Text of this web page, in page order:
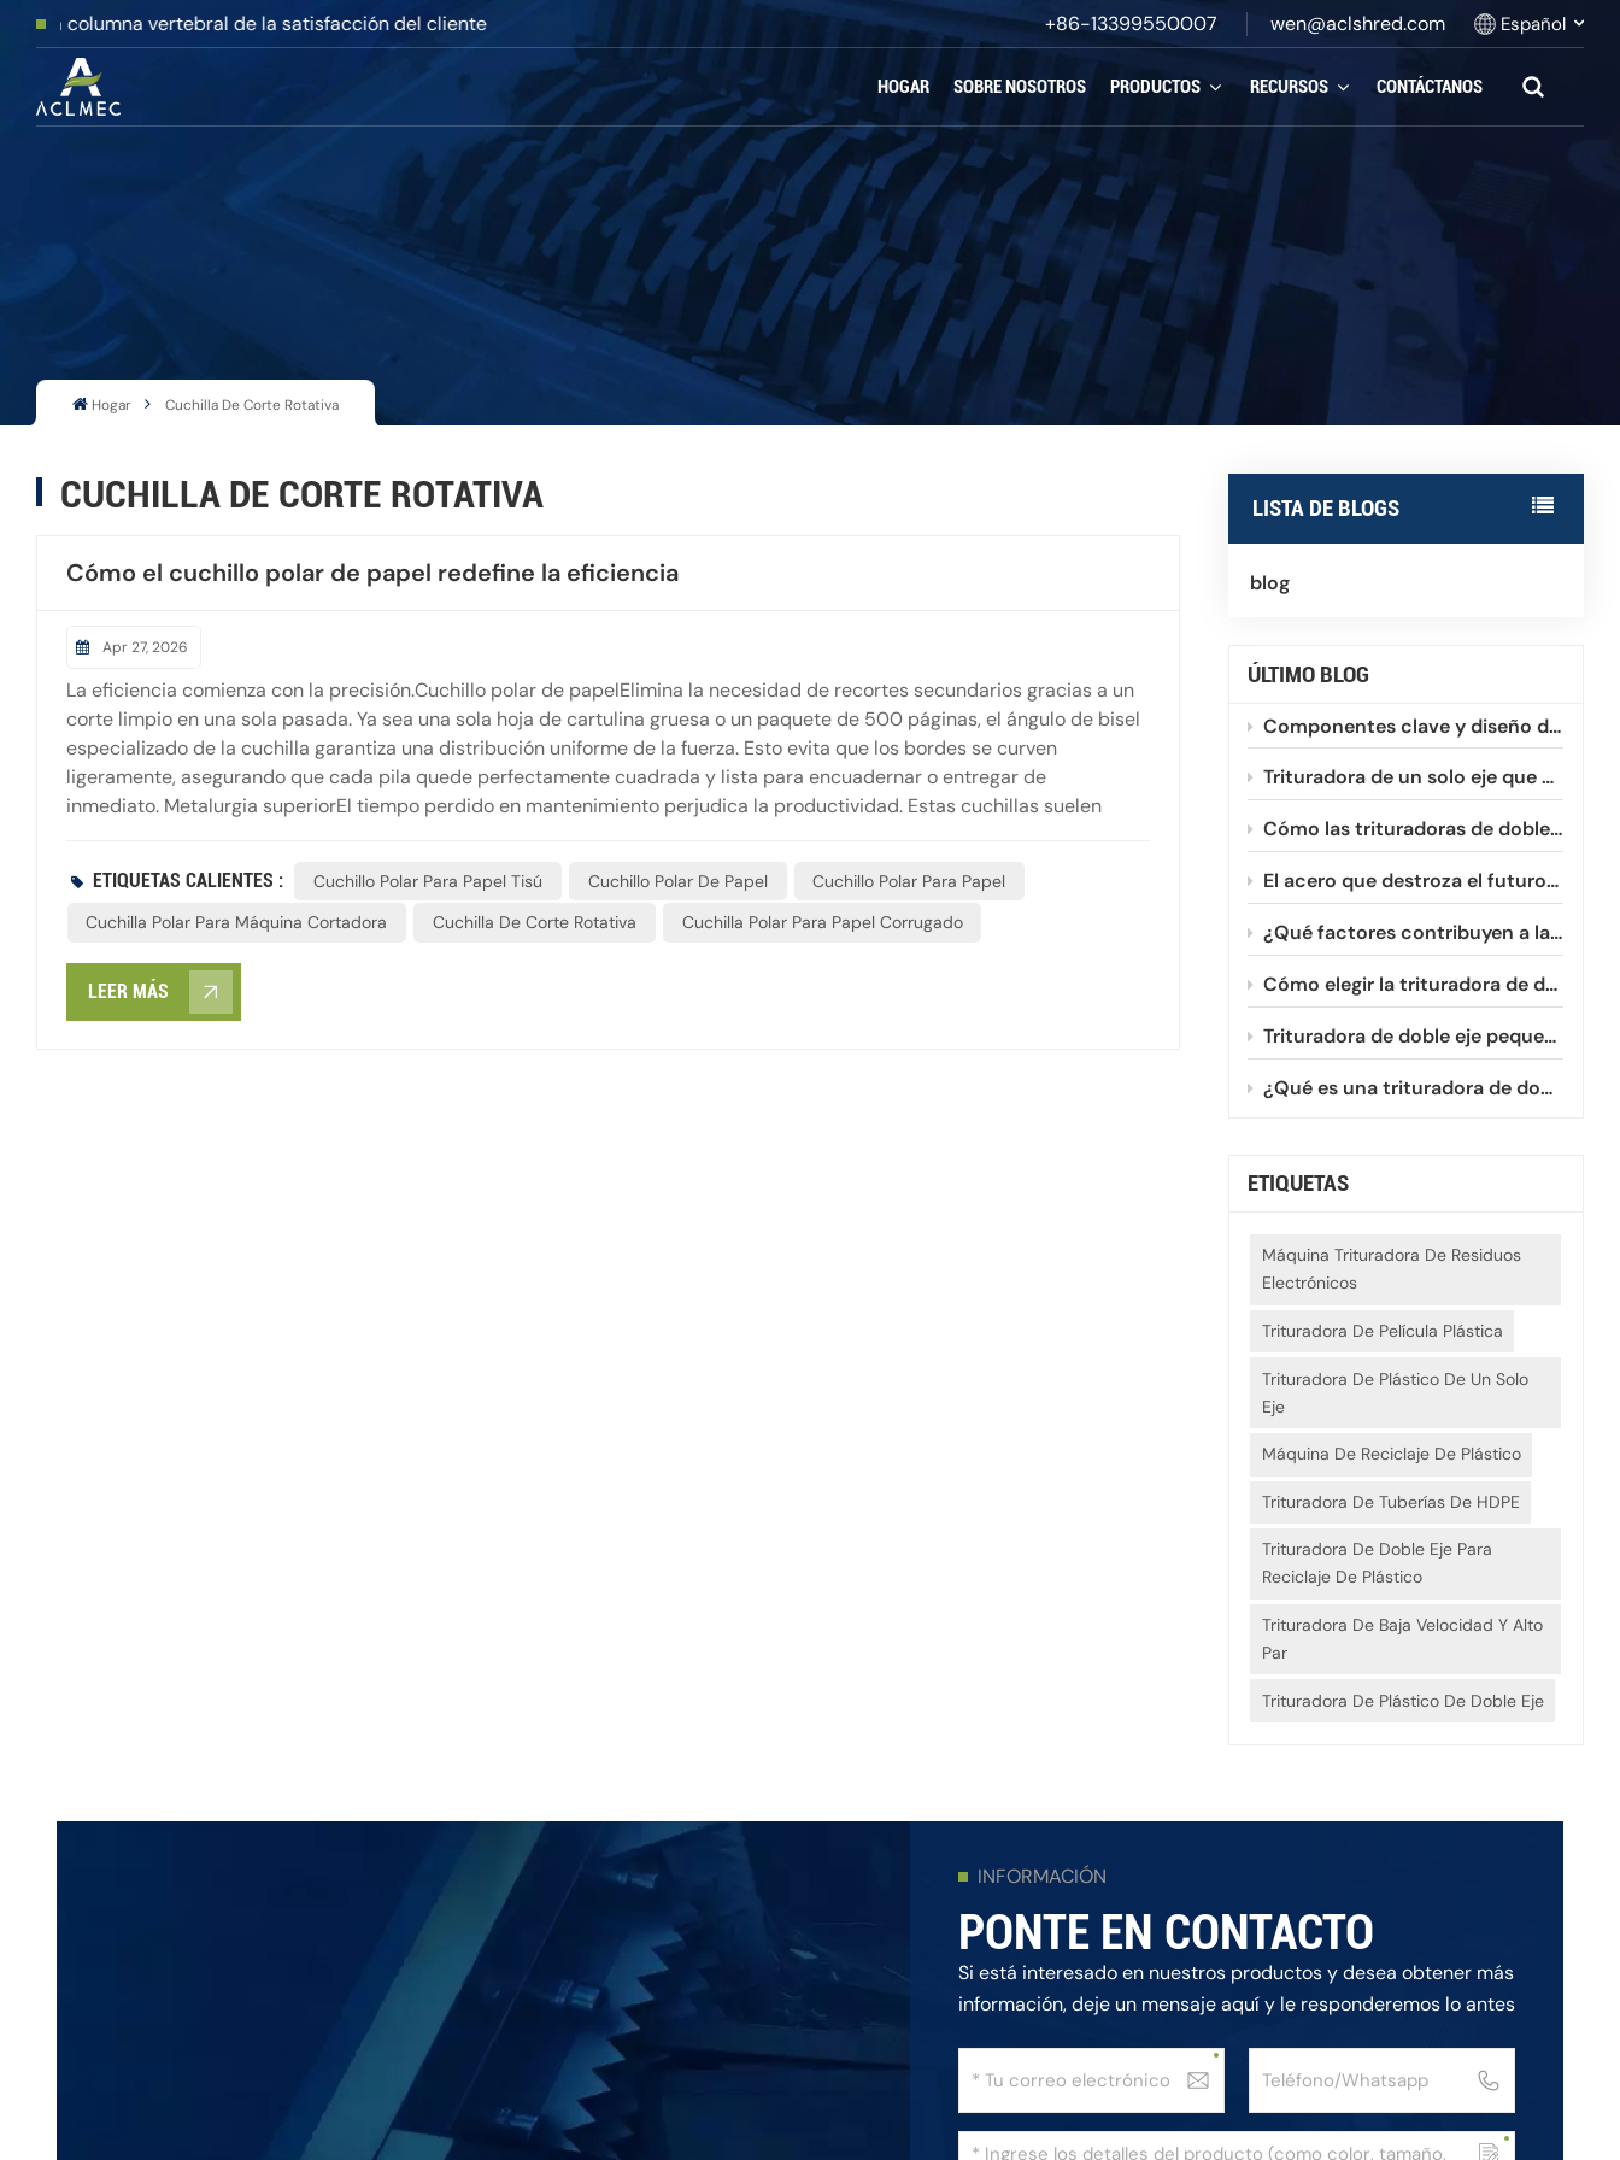
vertebral de la satisfacción del cliente +86-13399550007 wen@aclshred.com Español
Español
HOGAR SOBRE NOSOTROS PRODUCTOS RECURSOS CONTÁCTANOS
Hogar Cuchilla De Corte Rotativa
LISTA DE BLOGS
blog
ÚLTIMO BLOG
Componentes clave y diseño de una trituradora de un solo eje
Trituradora de un solo eje que optimiza el reciclaje de plásticos HDPE y PVC.
Cómo las trituradoras de doble eje procesan eficientemente las películas plásticas enrollables
El acero que destroza el futuro: Un vistazo a la evolución de la metalurgia de las fresas de doble eje.
¿Qué factores contribuyen a la reducción de la vida útil de las cuchillas de las trituradoras de doble eje?
Cómo elegir la trituradora de doble eje pequeña adecuada para su negocio.
Trituradora de doble eje pequeña vs. grande: ¿Cuál necesita?
¿Qué es una trituradora de doble eje mini?
ETIQUETAS
Máquina Trituradora De Residuos
Electrónicos
Trituradora De Película Plástica
Trituradora De Plástico De Un Solo
Eje
Máquina De Reciclaje De Plástico
Trituradora De Tuberías De HDPE
Trituradora De Doble Eje Para
Reciclaje De Plástico
Trituradora De Baja Velocidad Y Alto
Par
Trituradora De Plástico De Doble Eje
CUCHILLA DE CORTE ROTATIVA
Cómo el cuchillo polar de papel redefine la eficiencia
Apr 27, 2026
La eficiencia comienza con la precisión.Cuchillo polar de papelElimina la necesidad de recortes secundarios gracias a un
corte limpio en una sola pasada. Ya sea una sola hoja de cartulina gruesa o un paquete de 500 páginas, el ángulo de bisel
especializado de la cuchilla garantiza una distribución uniforme de la fuerza. Esto evita que los bordes se curven
ligeramente, asegurando que cada pila quede perfectamente cuadrada y lista para encuadernar o entregar de
inmediato. Metalurgia superiorEl tiempo perdido en mantenimiento perjudica la productividad. Estas cuchillas suelen
cambios de cuchilla y el tiempo de inactividad por afilado, la cuchilla Paper Polar mantiene la línea de producción en
marcha sin interrupciones. Integración perfectaLa verdadera eficiencia se percibe en el flujo de trabajo. La interacción
bien calibrado. Para el usuario, esto se traduce en menos vibraciones, menos contaminación acústica y la seguridad de
que el primer corte será tan perfecto como el siguiente.
ETIQUETAS CALIENTES : Cuchillo Polar Para Papel Tisú Cuchillo Polar De Papel
Cuchillo Polar Para Papel
Cuchilla Polar Para Máquina Cortadora
Cuchilla De Corte Rotativa Cuchilla Polar Para Papel Corrugado
LEER MÁS
INFORMACIÓN
PONTE EN CONTACTO
Si está interesado en nuestros productos y desea obtener más
información, deje un mensaje aquí y le responderemos lo antes